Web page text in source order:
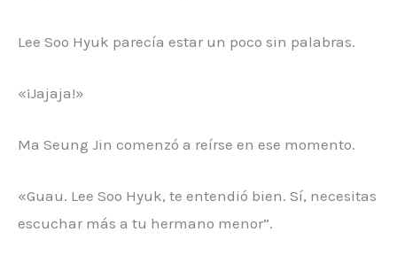
Lee Soo Hyuk parecía estar un poco sin palabras.
«¡Jajaja!»
Ma Seung Jin comenzó a reírse en ese momento.
«Guau. Lee Soo Hyuk, te entendió bien. Sí, necesitas
escuchar más a tu hermano menor”.